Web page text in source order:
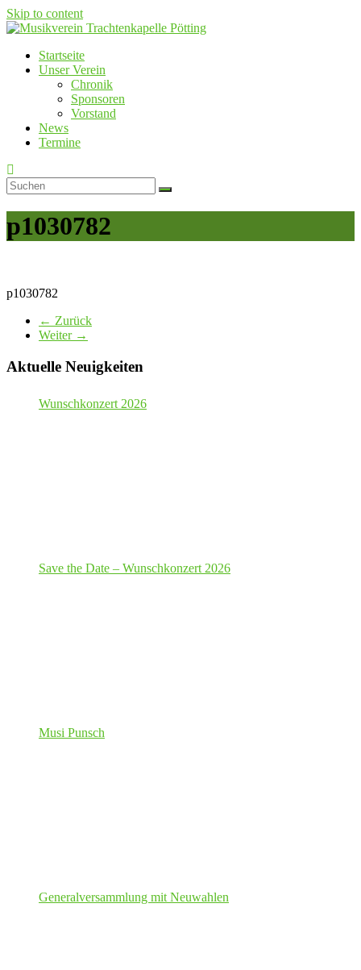
Skip to content
Musikverein Trachtenkapelle Pötting
Startseite
Unser Verein
Chronik
Sponsoren
Vorstand
News
Termine
p1030782
p1030782
← Zurück
Weiter →
Aktuelle Neuigkeiten
Wunschkonzert 2026
Save the Date – Wunschkonzert 2026
Musi Punsch
Generalversammlung mit Neuwahlen